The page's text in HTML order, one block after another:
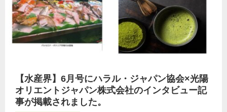
【水産界】6月号にハラル・ジャパン協会×光陽
オリエントジャパン株式会社のインタビュー記
事が掲載されました。